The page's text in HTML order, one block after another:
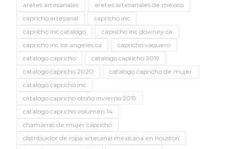
aretes artesanales
aretes artesanales de mexico
capricho artesanal
capricho inc
capricho inc catalogo
capricho inc downey ca
capricho inc los angeles ca
capricho vaquero
catalogo capricho
catalogo capricho 2019
catalogo capricho 2020
catalogo capricho de mujer
catalogo capricho inc
catalogo capricho otoño invierno 2019
catalogo capricho volumen 14
chamarras de mujer capricho
distribuidor de ropa artesanal mexicana en houston